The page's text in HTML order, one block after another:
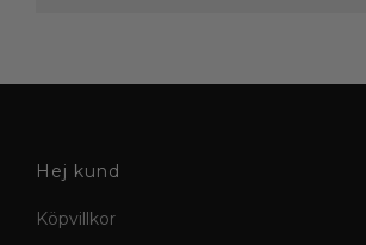
Hej kund
Köpvillkor